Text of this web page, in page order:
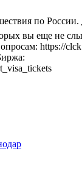
по
вы еще не
https://